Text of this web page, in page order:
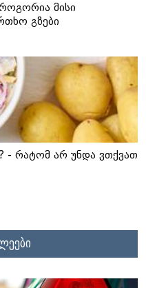
მისი
გზები
- რატომ არ უნდა ვთქვათ